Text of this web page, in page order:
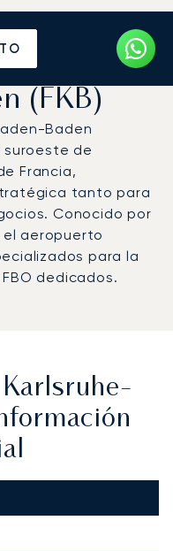
al
(FKB)
Baden
suroeste de
Francia,
tanto para
Conocido por
aeropuerto
para la
dedicados.